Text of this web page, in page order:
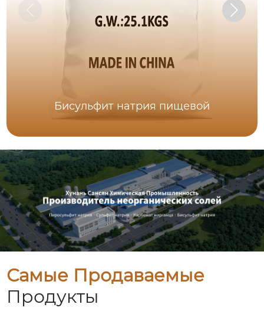
Бисульфит натрия пищевой
Самые Продаваемые
Продукты